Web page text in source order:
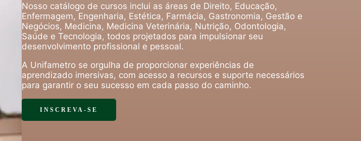
Nosso catálogo de cursos inclui as áreas de Direito, Educação,
Enfermagem, Engenharia, Estética, Farmácia, Gastronomia, Gestão e
Negócios, Medicina, Medicina Veterinária, Nutrição, Odontologia,
Saúde e Tecnologia, todos projetados para impulsionar seu
desenvolvimento profissional e pessoal.
A Unifametro se orgulha de proporcionar experiências de
aprendizado imersivas, com acesso a recursos e suporte necessários
para garantir o seu sucesso em cada passo do caminho.
INSCREVA-SE